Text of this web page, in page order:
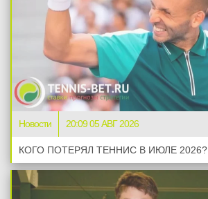
Новости 20:09 05 АВГ 2026
КОГО ПОТЕРЯЛ ТЕННИС В ИЮЛЕ 2026?